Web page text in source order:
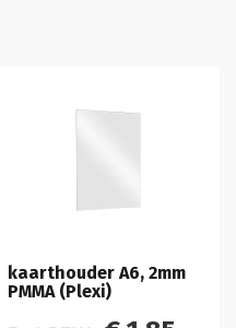
kaarthouder A6, 2mm
PMMA (Plexi)